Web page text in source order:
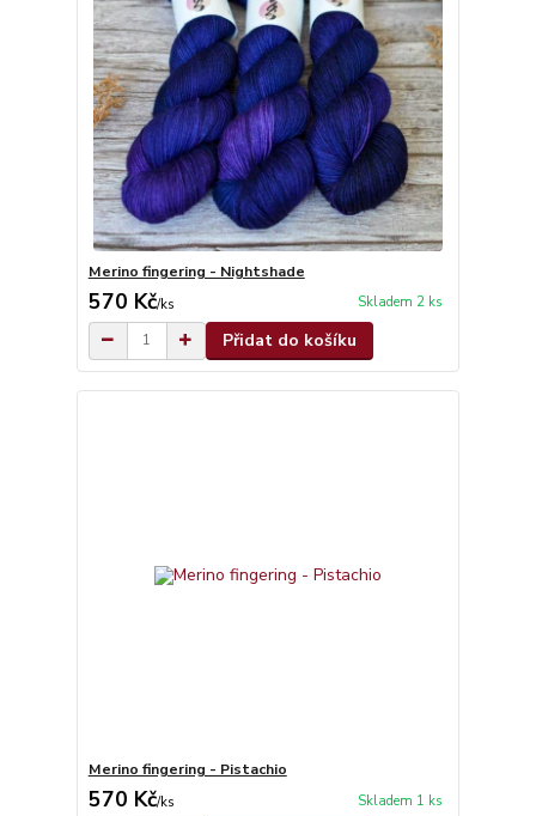
Merino fingering - Nightshade
570 Kč/ks Skladem 2 ks
Přidat do košíku
Merino fingering - Pistachio
570 Kč/ks Skladem 1 ks